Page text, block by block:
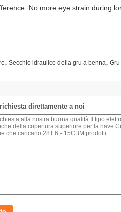
No more eye strain during
, Secchio idraulico della gru a benna,
direttamente a noi